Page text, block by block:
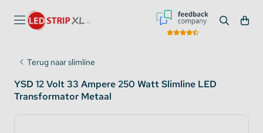
Terug naar slimline
YSD 12 Volt 33 Ampere 250 Watt Slimline LED
Transformator Metaal